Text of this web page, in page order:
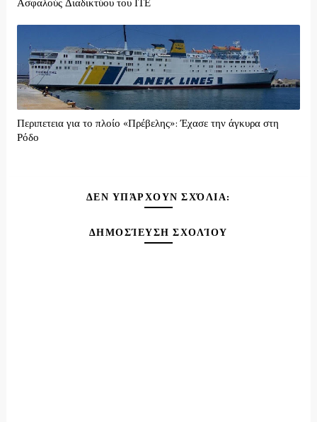
Ασφαλούς Διαδικτύου του ΙΤΕ
Περιπετεια για το πλοίο «Πρέβελης»: Έχασε την άγκυρα στη
Ρόδο
ΔΕΝ ΥΠΆΡΧΟΥΝ ΣΧΌΛΙΑ:
ΔΗΜΟΣΊΕΥΣΗ ΣΧΟΛΊΟΥ